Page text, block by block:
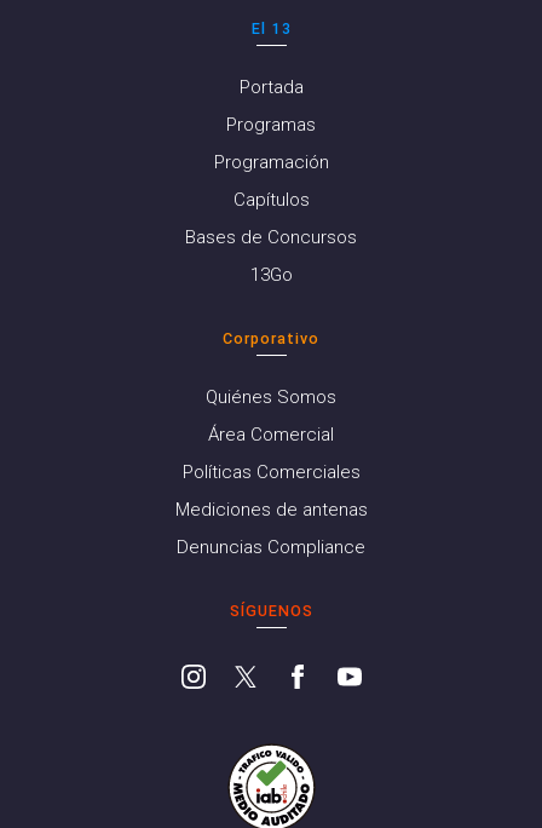
El 13
Portada
Programas
Programación
Capítulos
Bases de Concursos
13Go
Corporativo
Quiénes Somos
Área Comercial
Políticas Comerciales
Mediciones de antenas
Denuncias Compliance
SÍGUENOS